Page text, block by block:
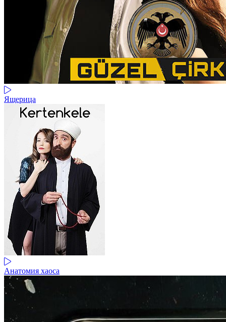
Ящерица
Анатомия хаоса